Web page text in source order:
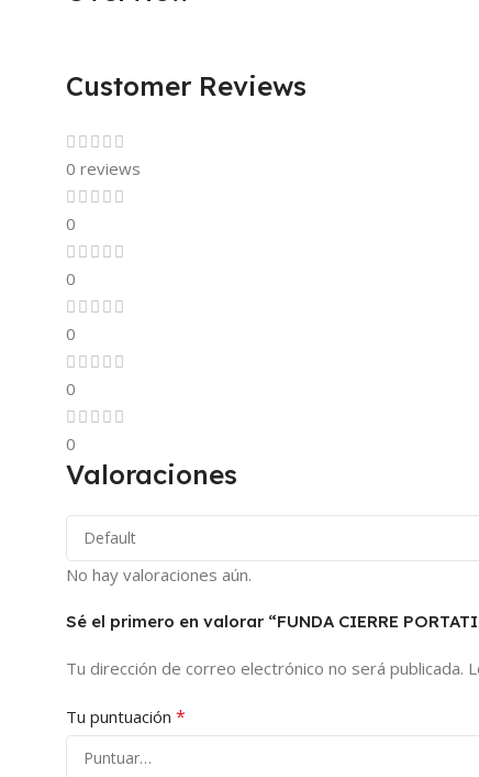
Customer Reviews
0 reviews
0
0
0
0
0
Valoraciones
No hay valoraciones aún.
Sé el primero en valorar “FUNDA CIERRE
Tu dirección de correo electrónico no será publicada.
Tu puntuación *